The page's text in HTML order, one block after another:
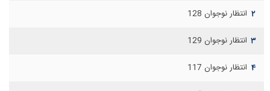
۲ انتظار نوجوان 128
۳ انتظار نوجوان 129
۴ انتظار نوجوان 117